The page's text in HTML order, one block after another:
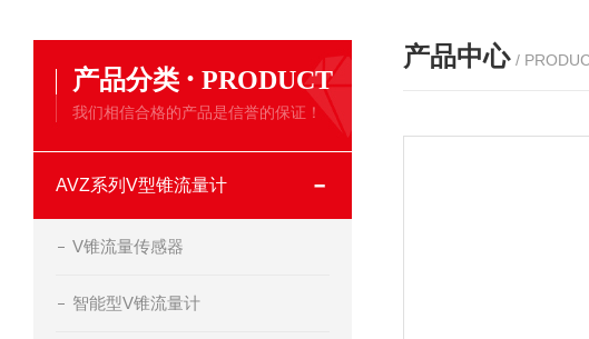
产品分类 · PRODUCT
我们相信合格的产品是信誉的保证！
AVZ系列V型锥流量计
V锥流量传感器
智能型V锥流量计
产品中心 /